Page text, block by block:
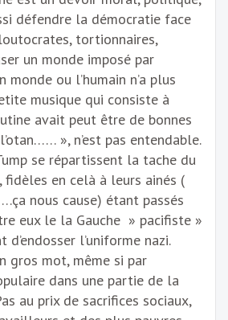
défendre la démocratie face
tortionnaires,
un monde imposé par
monde ou l’humain n’a plus
musique qui consiste à
avait peut être de bonnes
», n’est pas entendable.
se répartissent la tache du
en celà à leurs ainés (
nous cause) étant passés
eux le la Gauche » pacifiste »
d’endosser l’uniforme nazi.
gros mot, même si par
dans une partie de la
au prix de sacrifices sociaux,